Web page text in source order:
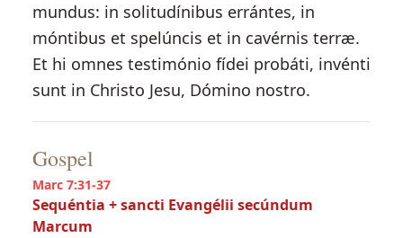
mundus: in solitudínibus errántes, in
móntibus et spelúncis et in cavérnis terræ.
Et hi omnes testimónio fídei probáti, invénti
sunt in Christo Jesu, Dómino nostro.
Gospel
Marc 7:31-37
Sequéntia + sancti Evangélii secúndum
Marcum